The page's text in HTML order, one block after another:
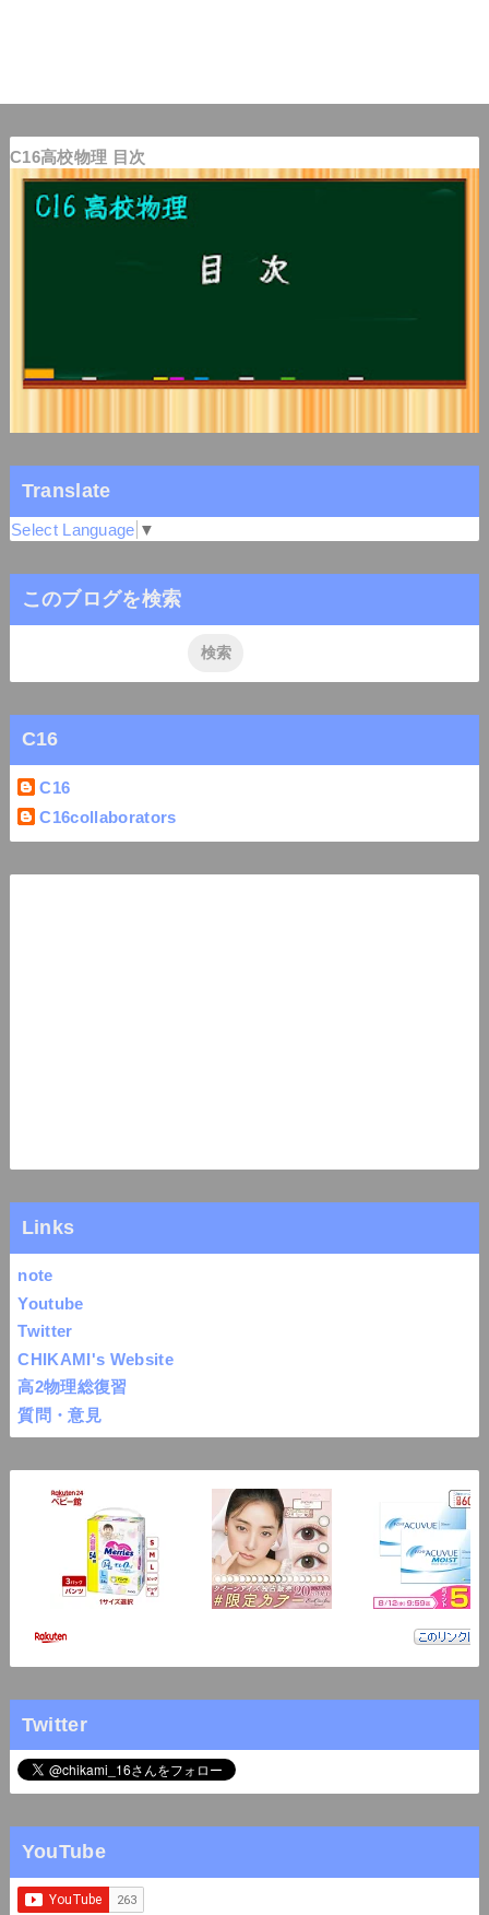
C16高校物理 目次
Translate
Select Language ▼
このブログを検索
C16
C16
C16collaborators
Links
note
Youtube
Twitter
CHIKAMI's Website
高2物理総復習
質問・意見
Twitter
YouTube